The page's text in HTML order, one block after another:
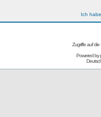
Ich
Zugriffe auf
Powered by